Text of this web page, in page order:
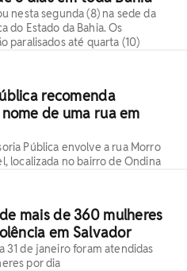
nesta segunda (8) na sede da
do Estado da Bahia. Os
paralisados até quarta (10)
recomenda
de uma rua em
Pública envolve a rua Morro
localizada no bairro de Ondina
mais de 360 mulheres
em Salvador
31 de janeiro foram atendidas
por dia